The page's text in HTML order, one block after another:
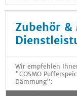
Zubehör &
Wir empfehlen
"COSMO
Dämmung":